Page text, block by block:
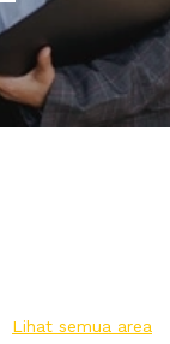
Lihat semua area